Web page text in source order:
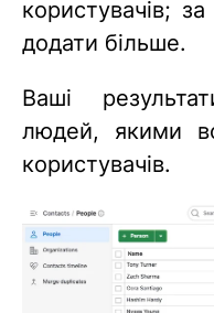
користувачів;
додати більше.
Ваші
людей, якими
користувачів.